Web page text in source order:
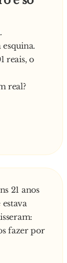
reais, o
real?
21 anos
fazer por